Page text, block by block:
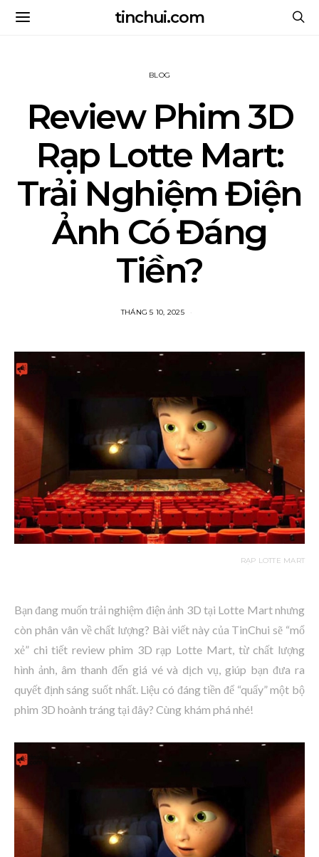
tinchui.com
BLOG
Review Phim 3D
Rạp Lotte Mart:
Trải Nghiệm Điện
Ảnh Có Đáng
Tiền?
THÁNG 5 10, 2025
RẠP LOTTE MART
Bạn đang muốn trải nghiệm điện ảnh 3D tại Lotte Mart nhưng
còn phân vân về chất lượng? Bài viết này của TinChui sẽ “mổ
xẻ” chi tiết review phim 3D rạp Lotte Mart, từ chất lượng
hình ảnh, âm thanh đến giá vé và dịch vụ, giúp bạn đưa ra
quyết định sáng suốt nhất. Liệu có đáng tiền để “quẩy” một bộ
phim 3D hoành tráng tại đây? Cùng khám phá nhé!